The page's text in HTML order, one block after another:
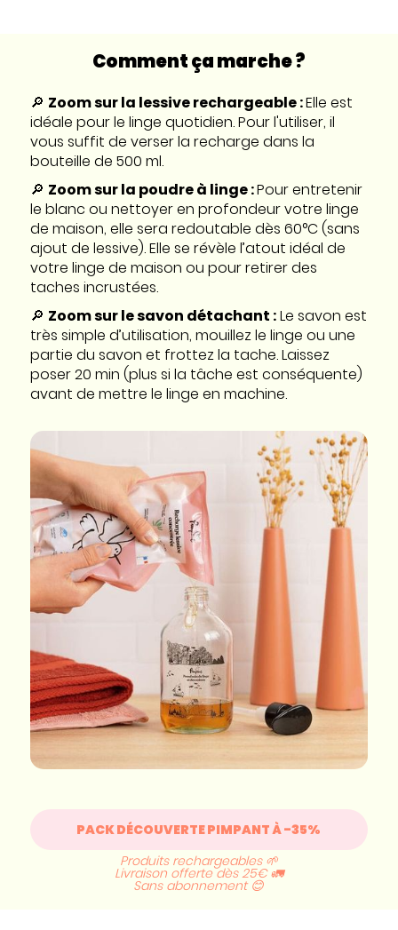
Comment ça marche ?
🔎 Zoom sur la lessive rechargeable :Elle est
idéale pour le linge quotidien. Pour l'utiliser, il
vous suffit de verser la recharge dans la
bouteille de 500 ml.
🔎 Zoom sur la poudre à linge :Pour entretenir
le blanc ou nettoyer en profondeur votre linge
de maison, elle sera redoutable dès 60°C (sans
ajout de lessive). Elle se révèle l’atout idéal de
votre linge de maison ou pour retirer des
taches incrustées.
🔎 Zoom sur le savon détachant :Le savon est
très simple d’utilisation, mouillez le linge ou une
partie du savon et frottez la tache. Laissez
poser 20 min (plus si la tâche est conséquente)
avant de mettre le linge en machine.
PACK DÉCOUVERTE PIMPANT À -35%
Produits rechargeables 🌱
Livraison offerte dès 25€ 🚛
Sans abonnement 😊